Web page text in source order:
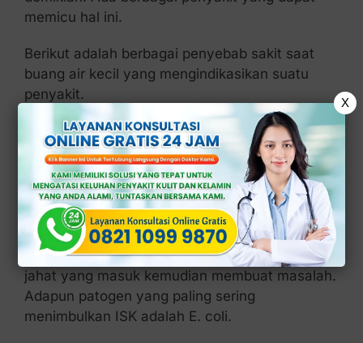
memicu hal ini.
Berikut adalah berbagai penyebab sakit saat
buang air kecil yang mengindikasikan suatu
penyakit.
1. Infeksi Saluran Kemih (ISK)
Infeksi saluran kemih atau disingkat ISK
merupakan inflamasi atau peradangan pada
bagian-bagian yang termasuk saluran kencing.
Kondisi tersebut acapkali terjadi akibat patogen
jahat yang masuk kemudian membuat masalah.
Adapun patogen yang paling sering
menimbulkan ISK adalah E. coli.
X